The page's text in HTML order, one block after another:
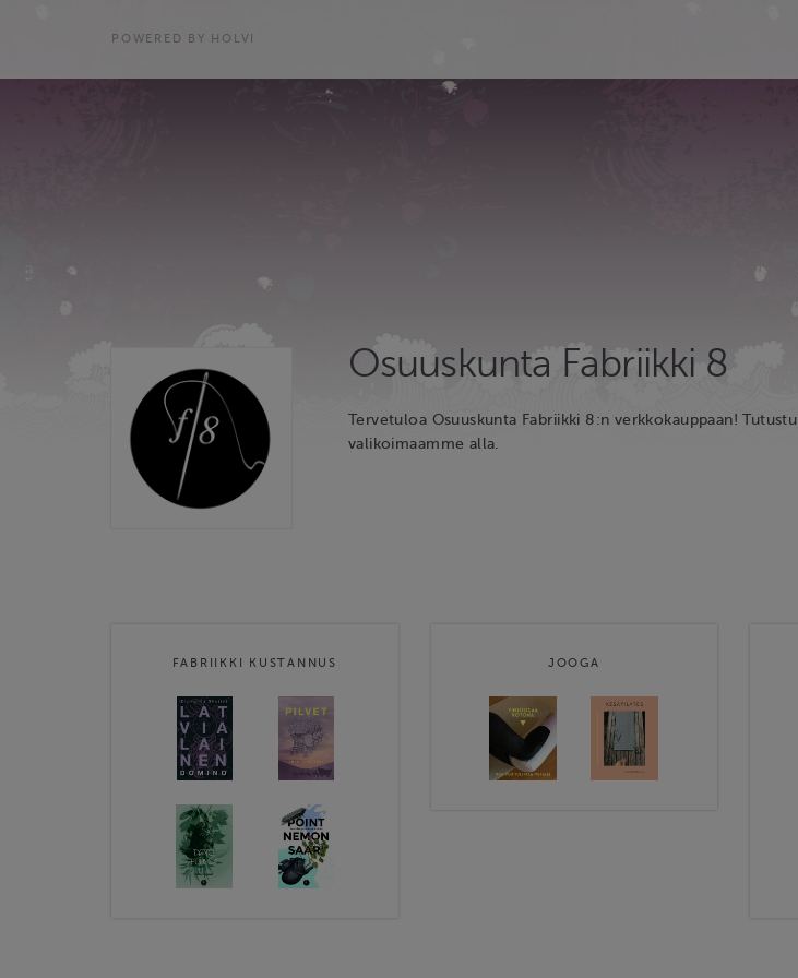
POWERED BY HOLVI
Osuuskunta Fabriikki 8
Tervetuloa Osuuskunta Fabriikki 8:n verkkokauppaan! Tutustu
valikoimaamme alla.
FABRIIKKI KUSTANNUS JOOGA